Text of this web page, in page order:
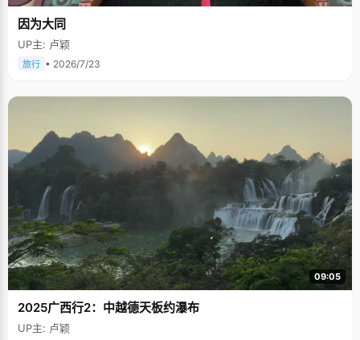
因为大同
UP主: 卢颖
旅行 • 2026/7/23
09:05
2025广西行2：中越德天板约瀑布
UP主: 卢颖